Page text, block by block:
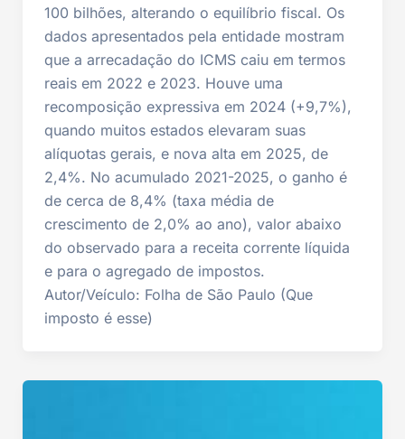
100 bilhões, alterando o equilíbrio fiscal. Os
dados apresentados pela entidade mostram
que a arrecadação do ICMS caiu em termos
reais em 2022 e 2023. Houve uma
recomposição expressiva em 2024 (+9,7%),
quando muitos estados elevaram suas
alíquotas gerais, e nova alta em 2025, de
2,4%. No acumulado 2021-2025, o ganho é
de cerca de 8,4% (taxa média de
crescimento de 2,0% ao ano), valor abaixo
do observado para a receita corrente líquida
e para o agregado de impostos.
Autor/Veículo: Folha de São Paulo (Que
imposto é esse)